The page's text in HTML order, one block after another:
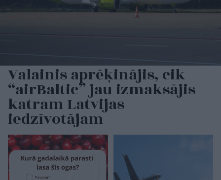
Valainis aprēķinājis, cik
“airBaltic” jau izmaksājis
katram Latvijas
iedzīvotājam